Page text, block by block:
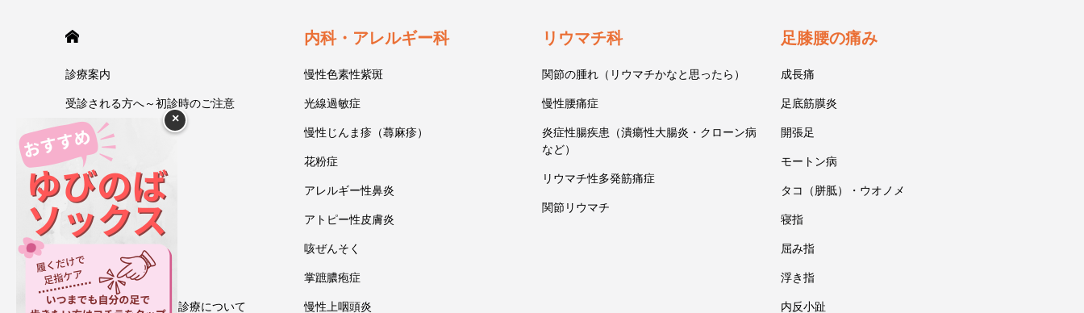
診療案内
受診される方へ～初診時のご注意
今井一彰 院長紹介
あいうべ体操
ゆびのば体操
ブログ
アクセス・地図
お問い合わせ
情報通信機器を用いた診療について
内科・アレルギー科
慢性色素性紫斑
光線過敏症
慢性じんま疹（蕁麻疹）
花粉症
アレルギー性鼻炎
アトピー性皮膚炎
咳ぜんそく
掌蹠膿疱症
慢性上咽頭炎
リウマチ科
関節の腫れ（リウマチかなと思ったら）
慢性腰痛症
炎症性腸疾患（潰瘍性大腸炎・クローン病
など）
リウマチ性多発筋痛症
関節リウマチ
足膝腰の痛み
成長痛
足底筋膜炎
開張足
モートン病
タコ（胼胝）・ウオノメ
寝指
屈み指
浮き指
内反小趾
×